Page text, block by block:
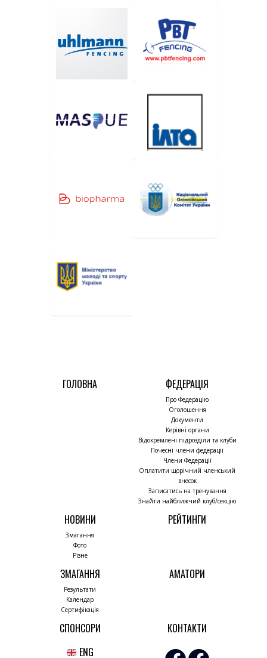
ГОЛОВНА ФЕДЕРАЦІЯ
Про Федерацію
Оголошення
Документи
Керівні органи
Відокремлені підрозділи та клуби
Почесні члени федерації
Члени Федерації
Оплатити щорічний членський
внесок
Записатись на тренування
Знайти найближчий клуб/секцію
НОВИНИ
Змагання
Фото
Різне
РЕЙТИНГИ
ЗМАГАННЯ
Результати
Календар
Сертифікація
АМАТОРИ
СПОНСОРИ
КОНТАКТИ
ENG